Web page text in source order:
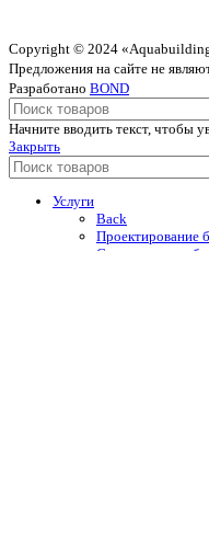
Copyright © 2024
Предложения на сайте не
Разработано BOND
Начните вводить текст, чтобы
Закрыть
Услуги
Back
Проектирование
Строительство